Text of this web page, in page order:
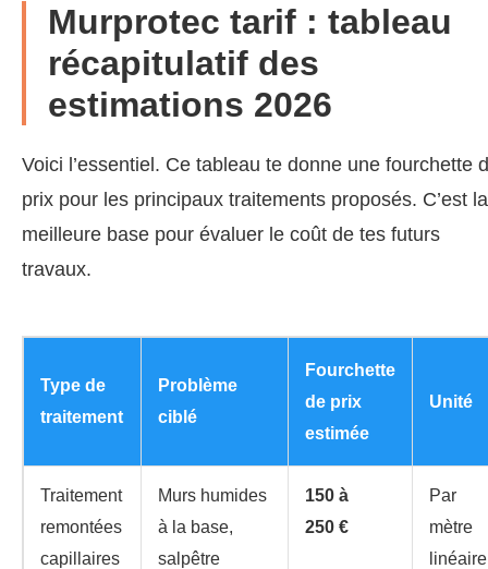
Murprotec tarif : tableau
récapitulatif des
estimations 2026
Voici l’essentiel. Ce tableau te donne une fourchette
prix pour les principaux traitements proposés. C’est la
meilleure base pour évaluer le coût de tes futurs
travaux.
Type de
traitement
Problème
ciblé
Fourchette
de prix
estimée
Unité
Traitement
remontées
capillaires
Murs humides
à la base,
salpêtre
150 à
250 €
Par
mètre
linéaire